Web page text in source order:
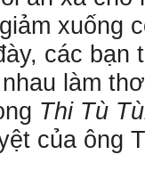
xuống
các bạn
làm
Thi Tù
của ông